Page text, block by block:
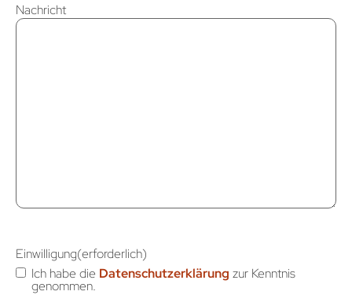
Nachricht
Einwilligung(erforderlich)
Ich habe die Datenschutzerklärung zur Kenntnis
genommen.